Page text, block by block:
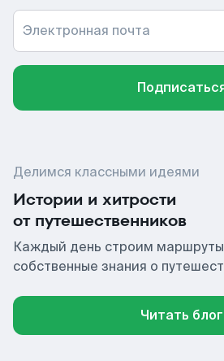
Электронная почта
Делимся классными идеями
Истории и хитрости
от путешественников
Каждый день строим маршруты
собственные знания о
Читать блог